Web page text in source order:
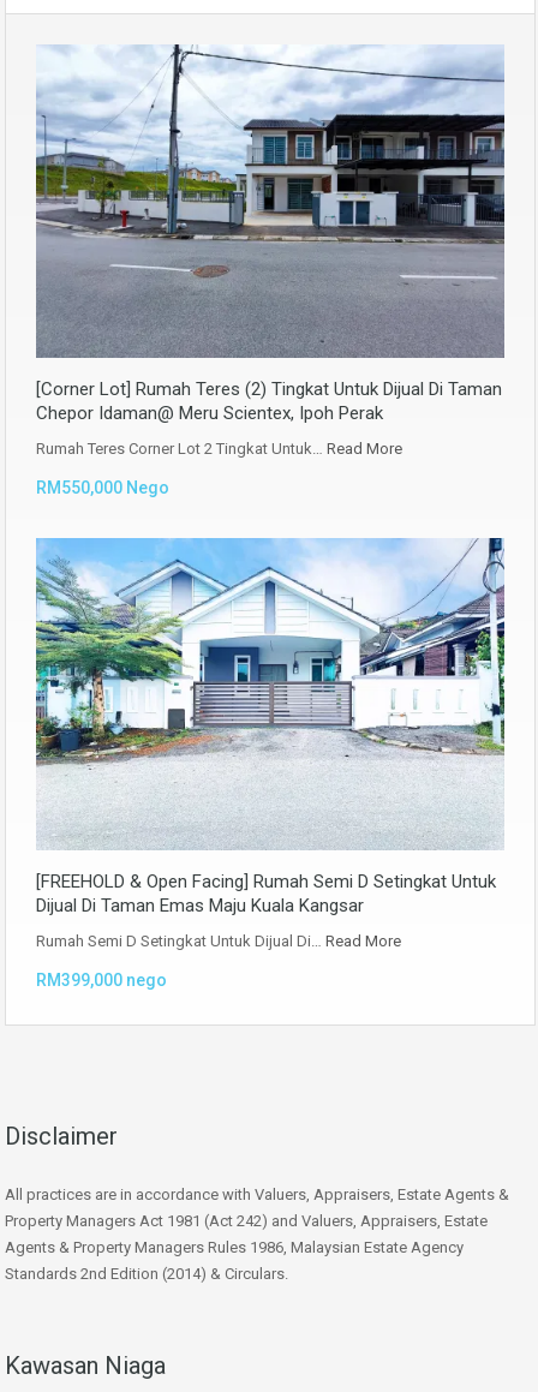
[Corner Lot] Rumah Teres (2) Tingkat Untuk Dijual Di Taman
Chepor Idaman@ Meru Scientex, Ipoh Perak
Rumah Teres Corner Lot 2 Tingkat Untuk… Read More
RM550,000 Nego
[FREEHOLD & Open Facing] Rumah Semi D Setingkat Untuk
Dijual Di Taman Emas Maju Kuala Kangsar
Rumah Semi D Setingkat Untuk Dijual Di… Read More
RM399,000 nego
Disclaimer
All practices are in accordance with Valuers, Appraisers, Estate Agents &
Property Managers Act 1981 (Act 242) and Valuers, Appraisers, Estate
Agents & Property Managers Rules 1986, Malaysian Estate Agency
Standards 2nd Edition (2014) & Circulars.
Kawasan Niaga